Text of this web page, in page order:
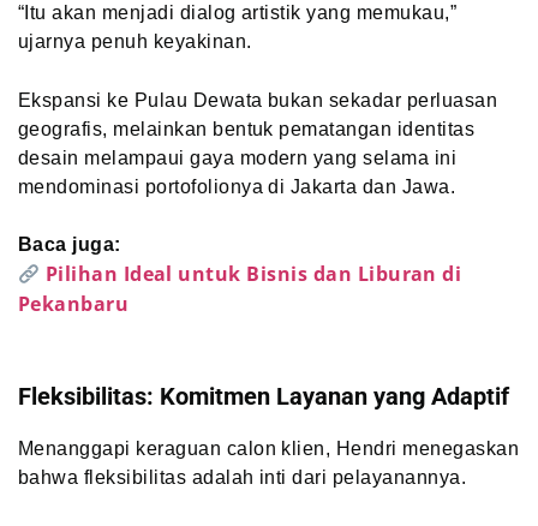
“Itu akan menjadi dialog artistik yang memukau,”
ujarnya penuh keyakinan.
Ekspansi ke Pulau Dewata bukan sekadar perluasan
geografis, melainkan bentuk pematangan identitas
desain melampaui gaya modern yang selama ini
mendominasi portofolionya di Jakarta dan Jawa.
Baca juga:
Pilihan Ideal untuk Bisnis dan Liburan di
Pekanbaru
Fleksibilitas: Komitmen Layanan yang Adaptif
Menanggapi keraguan calon klien, Hendri menegaskan
bahwa fleksibilitas adalah inti dari pelayanannya.